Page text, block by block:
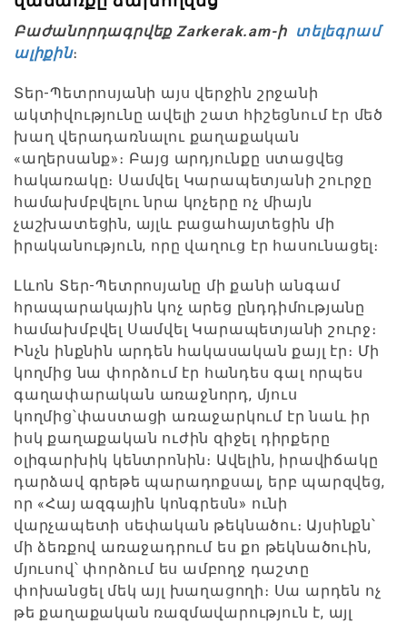
Բաժանորդագրվեք Zarkerak.am-ի տելեգրամ
ալիքին։
Տեր-Պետրոսյանի այս վերջին շրջանի
ակտիվությունը ավելի շատ հիշեցնում էր մեծ
խաղ վերադառնալու քաղաքական
«աղերսանք»։ Բայց արդյունքը ստացվեց
հակառակը։ Սամվել Կարապետյանի շուրջը
համախմբվելու նրա կոչերը ոչ միայն
չաշխատեցին, այլև բացահայտեցին մի
իրականություն, որը վաղուց էր հասունացել։
Լևոն Տեր-Պետրոսյանը մի քանի անգամ
հրապարակային կոչ արեց ընդդիմությանը
համախմբվել Սամվել Կարապետյանի շուրջ։
Ինչն ինքնին արդեն հակասական քայլ էր։ Մի
կողմից նա փորձում էր հանդես գալ որպես
գաղափարական առաջնորդ, մյուս
կողմից՝փաստացի առաջարկում էր նաև իր
իսկ քաղաքական ուժին զիջել դիրքերը
օլիգարխիկ կենտրոնին։ Ավելին, իրավիճակը
դարձավ գրեթե պարադոքսալ, երբ պարզվեց,
որ «Հայ ազգային կոնգրեսն» ունի
վարչապետի սեփական թեկնածու։ Այսինքն՝
մի ձեռքով առաջադրում ես քո թեկնածուին,
մյուսով՝ փորձում ես ամբողջ դաշտը
փոխանցել մեկ այլ խաղացողի։ Սա արդեն ոչ
թե քաղաքական ռազմավարություն է, այլ